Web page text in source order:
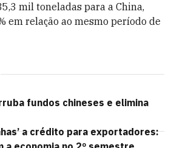
mil toneladas para a China,
em relação ao mesmo período de
fundos chineses e elimina
a crédito para exportadores: